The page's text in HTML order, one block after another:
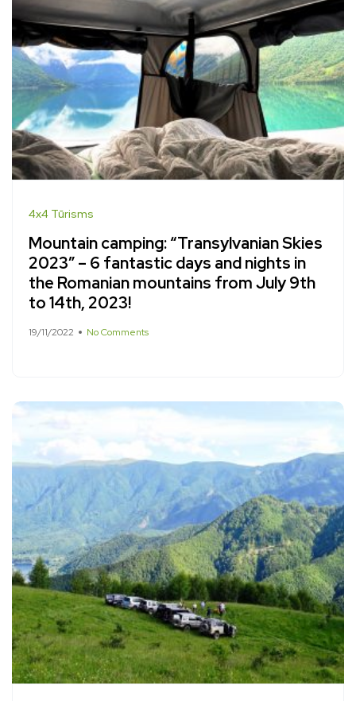
4x4 Tūrisms
Mountain camping: “Transylvanian Skies
2023” – 6 fantastic days and nights in
the Romanian mountains from July 9th
to 14th, 2023!
19/11/2022 No Comments